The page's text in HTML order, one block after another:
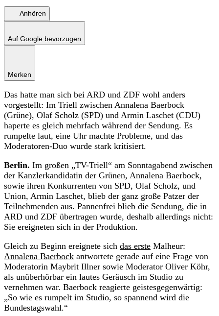
Anhören
Auf Google bevorzugen
Merken
Das hatte man sich bei ARD und ZDF wohl anders
vorgestellt: Im Triell zwischen Annalena Baerbock
(Grüne), Olaf Scholz (SPD) und Armin Laschet (CDU)
haperte es gleich mehrfach während der Sendung. Es
rumpelte laut, eine Uhr machte Probleme, und das
Moderatoren-Duo wurde stark kritisiert.
Berlin. Im großen „TV-Triell“ am Sonntagabend zwischen
der Kanzlerkandidatin der Grünen, Annalena Baerbock,
sowie ihren Konkurrenten von SPD, Olaf Scholz, und
Union, Armin Laschet, blieb der ganz große Patzer der
Teilnehmenden aus. Pannenfrei blieb die Sendung, die in
ARD und ZDF übertragen wurde, deshalb allerdings nicht:
Sie ereigneten sich in der Produktion.
Gleich zu Beginn ereignete sich das erste Malheur:
Annalena Baerbock antwortete gerade auf eine Frage von
Moderatorin Maybrit Illner sowie Moderator Oliver Köhr,
als unüberhörbar ein lautes Geräusch im Studio zu
vernehmen war. Baerbock reagierte geistesgegenwärtig:
„So wie es rumpelt im Studio, so spannend wird die
Bundestagswahl.“